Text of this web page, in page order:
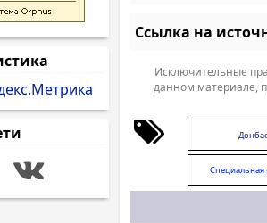
Ссылка на
Исключительные
данном материале,
Специальная